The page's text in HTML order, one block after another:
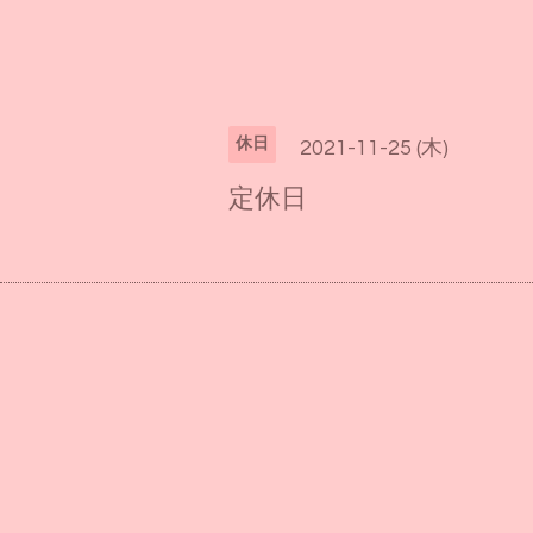
休日 2021-11-25 (木)
定休日